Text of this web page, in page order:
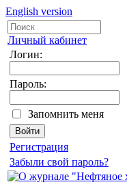
English version
Личный кабинет
Логин:
Пароль:
Запомнить меня
Регистрация
Забыли свой пароль?